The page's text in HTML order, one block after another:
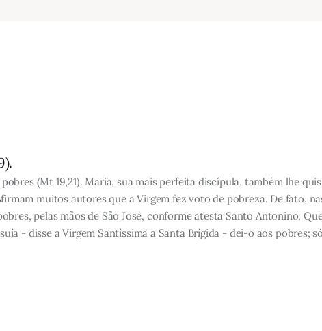
(Mt 19,21). Maria, sua mais perfeita discípula, também lhe
muitos autores que a Virgem fez voto de pobreza. De fato,
pelas mãos de São José, conforme atesta Santo
- disse a Virgem Santíssima a Santa Brígida - dei-o aos pobres;